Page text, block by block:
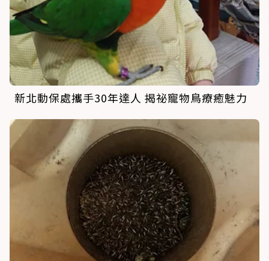
新北動保處攜手30年達人 揭祕寵物鳥療癒魅力